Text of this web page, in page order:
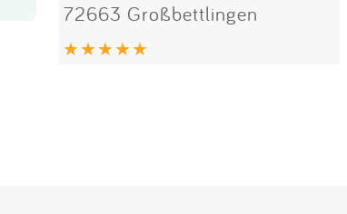
72663 Großbettlingen